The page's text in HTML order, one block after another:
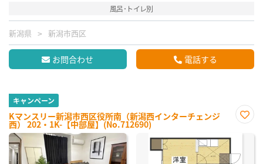
風呂･トイレ別
新潟県 新潟市西区
お問合わせ 電話する
キャンペーン
Kマンスリー新潟市西区役所南（新潟西インターチェンジ
西） 202・1K-【中部屋】(No.712690)
に入
録